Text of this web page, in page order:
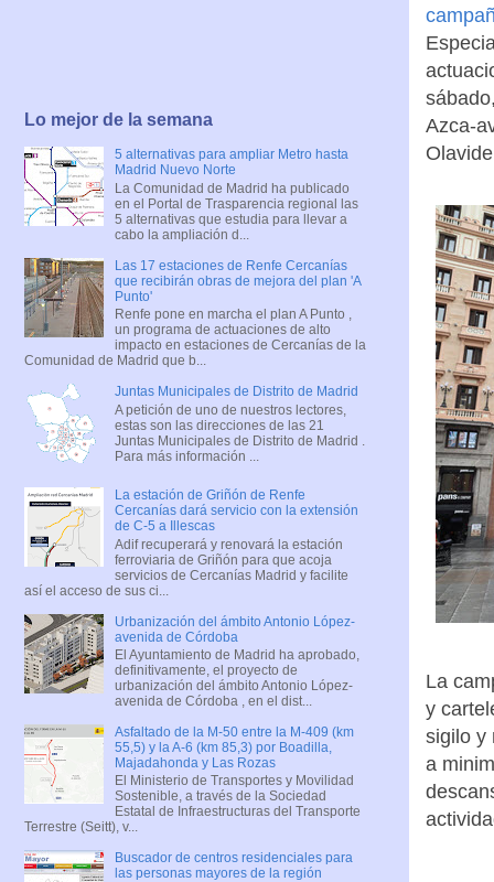
Azca-
La
y
sigilo y
a
Lo mejor de la semana
5 alternativas para ampliar Metro hasta
Madrid Nuevo Norte
La Comunidad de Madrid ha publicado
en el Portal de Trasparencia regional las
5 alternativas que estudia para llevar a
cabo la ampliación d...
Las 17 estaciones de Renfe Cercanías
que recibirán obras de mejora del plan 'A
Punto'
Renfe pone en marcha el plan A Punto ,
un programa de actuaciones de alto
impacto en estaciones de Cercanías de la
Comunidad de Madrid que b...
Juntas Municipales de Distrito de Madrid
A petición de uno de nuestros lectores,
estas son las direcciones de las 21
Juntas Municipales de Distrito de Madrid .
Para más información ...
La estación de Griñón de Renfe
Cercanías dará servicio con la extensión
de C-5 a Illescas
Adif recuperará y renovará la estación
ferroviaria de Griñón para que acoja
servicios de Cercanías Madrid y facilite
así el acceso de sus ci...
Urbanización del ámbito Antonio López-
avenida de Córdoba
El Ayuntamiento de Madrid ha aprobado,
definitivamente, el proyecto de
urbanización del ámbito Antonio López-
avenida de Córdoba , en el dist...
Asfaltado de la M-50 entre la M-409 (km
55,5) y la A-6 (km 85,3) por Boadilla,
Majadahonda y Las Rozas
El Ministerio de Transportes y Movilidad
Sostenible, a través de la Sociedad
Estatal de Infraestructuras del Transporte
Terrestre (Seitt), v...
Buscador de centros residenciales para
las personas mayores de la región